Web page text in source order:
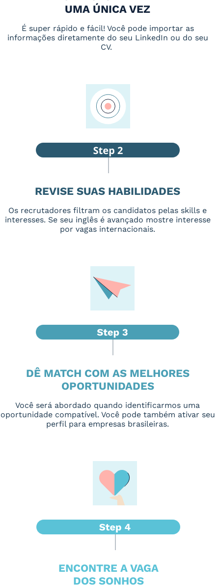
UMA ÚNICA VEZ
É super rápido e fácil! Você pode importar as
informações diretamente do seu LinkedIn ou do seu
CV.
REVISE SUAS HABILIDADES
Os recrutadores filtram os candidatos pelas skills e
interesses. Se seu inglês é avançado mostre interesse
por vagas internacionais.
DÊ MATCH COM AS MELHORES
OPORTUNIDADES
Você será abordado quando identificarmos uma
oportunidade compatível. Você pode também ativar seu
perfil para empresas brasileiras.
ENCONTRE A VAGA
DOS SONHOS